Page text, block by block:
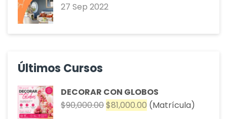
27 Sep 2022
Últimos Cursos
DECORAR CON GLOBOS
$90,000.00El
$81,000.00 El
(Matrícula)